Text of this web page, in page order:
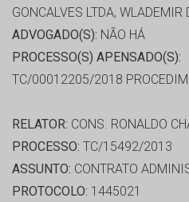
GONCALVES LTDA, WLADEMIR
ADVOGADO(S): NÃO HÁ
PROCESSO(S) APENSADO(S):
TC/00012205/2018
RELATOR: CONS. RONALDO
PROCESSO: TC/15492/2013
ASSUNTO: CONTRATO
PROTOCOLO: 1445021